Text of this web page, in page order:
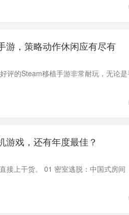
游，策略动作休闲应有尽有
游戏，还有年度最佳？